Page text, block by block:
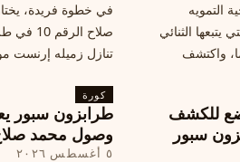
التمويه
يتبعها الثنائي
واكتشف
ما هي الخطوات
العالمي
في خطوة فريدة،
صلاح
تنازل زميله
للكشف
سبور
كورة
طرابزون سبور
وصول محمد
٥ أغسطس ٢٠٢٦